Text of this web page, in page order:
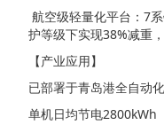
航空级轻量化平台：7
护等级下实现38%减重
【产业应用】
已部署于青岛港全自动
单机日均节电2800kWh